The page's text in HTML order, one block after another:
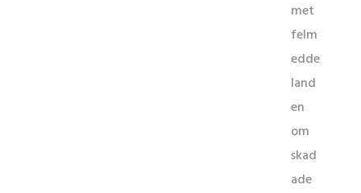
met
felm
edde
land
en
om
skad
ade